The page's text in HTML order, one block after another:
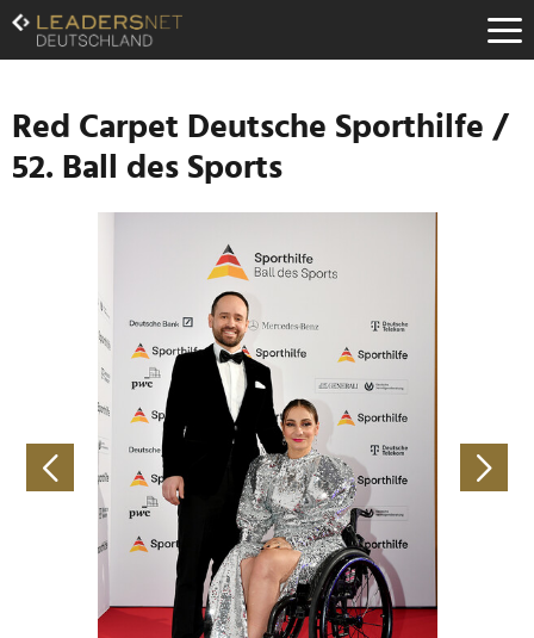
Zum
Inhalt
Zur
Navigation
Zur
Hauptnavigation
Red Carpet Deutsche Sporthilfe /
52. Ball des Sports